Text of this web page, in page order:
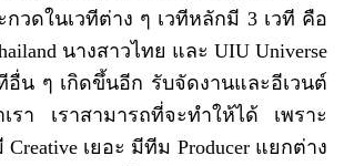
กวดในเวทีต่าง ๆ เวทีหลักมี 3 เวที คือ
นางสาวไทย และ UIU Universe
อื่น ๆ เกิดขึ้นอีก รับจัดงานและอีเวนต์
รา เราสามารถที่จะทำให้ได้ เพราะ
Creative เยอะ มีทีม Producer แยกต่าง